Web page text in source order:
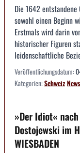
Die 1642
sowohl einen Beginn
Erstmals wird darin
historischer Figuren
leidenschaftliche
Veröffentlichungsdatum:
Kategorien:SchweizNews
»Der Idiot«
Dostojewski im
WIESBADEN